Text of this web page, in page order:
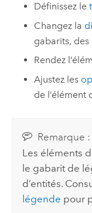
Définissez le
Changez la
gabarits,
Rendez
Ajustez les
de l’élément
Remarque :
Les éléments
le gabarit de
d’entités.
légende pour